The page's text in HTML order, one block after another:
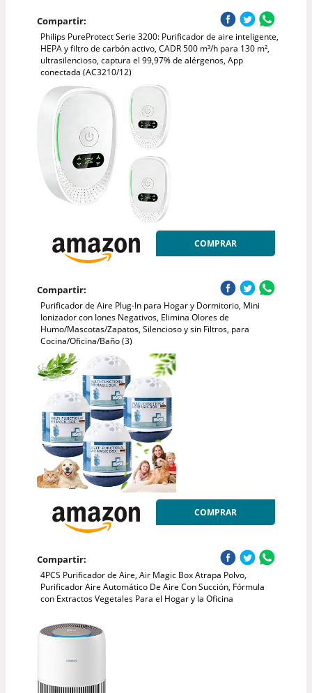
Compartir:
Philips PureProtect Serie 3200: Purificador de aire inteligente,
HEPA y filtro de carbón activo, CADR 500 m³/h para 130 m²,
ultrasilencioso, captura el 99,97% de alérgenos, App
conectada (AC3210/12)
COMPRAR
Compartir:
Purificador de Aire Plug-In para Hogar y Dormitorio, Mini
Ionizador con Iones Negativos, Elimina Olores de
Humo/Mascotas/Zapatos, Silencioso y sin Filtros, para
Cocina/Oficina/Baño (3)
COMPRAR
Compartir:
4PCS Purificador de Aire, Air Magic Box Atrapa Polvo,
Purificador Aire Automático De Aire Con Succión, Fórmula
con Extractos Vegetales Para el Hogar y la Oficina